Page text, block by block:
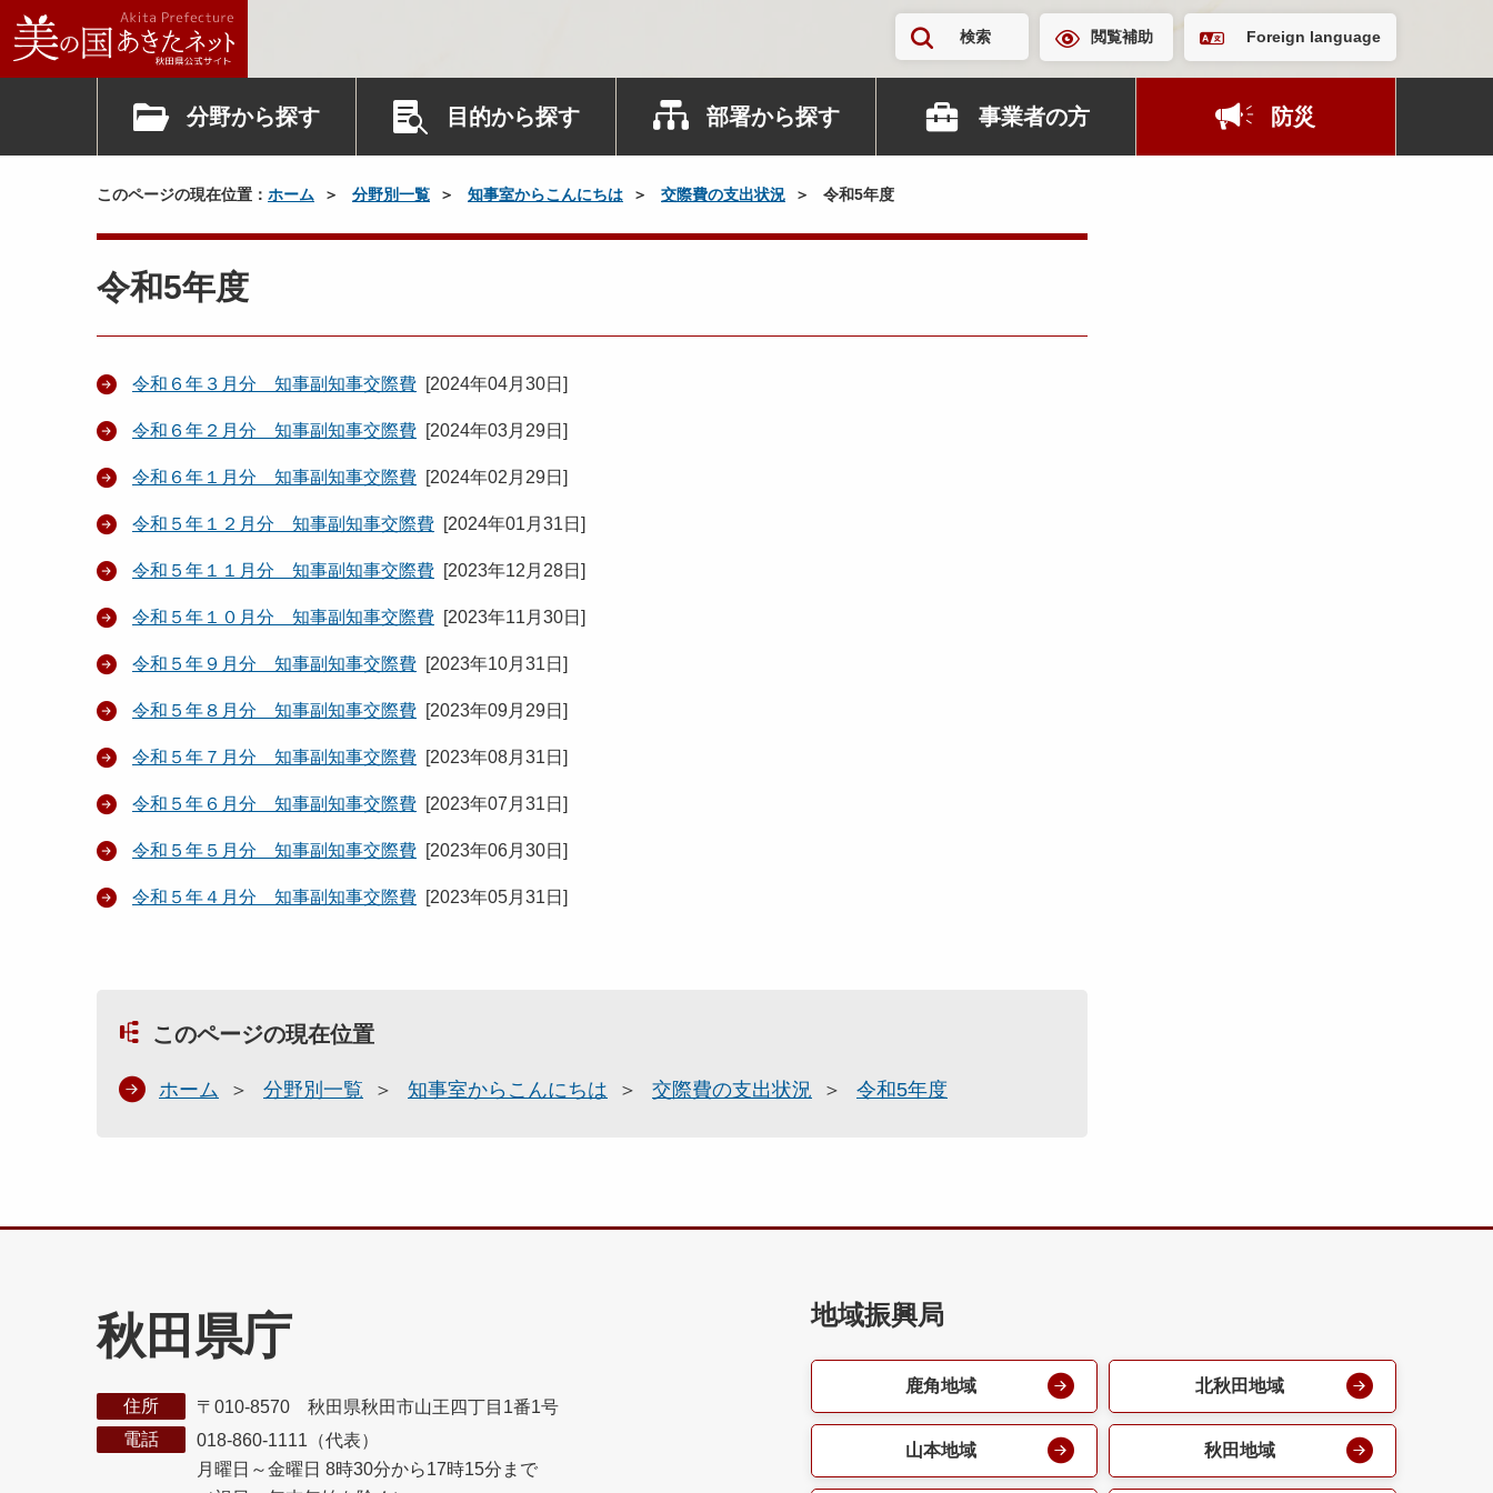
検索 閲覧補助 Foreign language
分野から探す 目的から探す 部署から探す 事業者の方 防災
このページの現在位置： ホーム 分野別一覧 知事室からこんにちは 交際費の支出状況 令和5年度
令和5年度
令和６年３月分 知事副知事交際費 [2024年04月30日 ]
令和６年２月分 知事副知事交際費 [2024年03月29日 ]
令和６年１月分 知事副知事交際費 [2024年02月29日 ]
令和５年１２月分 知事副知事交際費 [2024年01月31日 ]
令和５年１１月分 知事副知事交際費 [2023年12月28日 ]
令和５年１０月分 知事副知事交際費 [2023年11月30日 ]
令和５年９月分 知事副知事交際費 [2023年10月31日 ]
令和５年８月分 知事副知事交際費 [2023年09月29日 ]
令和５年７月分 知事副知事交際費 [2023年08月31日 ]
令和５年６月分 知事副知事交際費 [2023年07月31日 ]
令和５年５月分 知事副知事交際費 [2023年06月30日 ]
令和５年４月分 知事副知事交際費 [2023年05月31日 ]
このページの現在位置
ホーム 分野別一覧 知事室からこんにちは 交際費の支出状況 令和5年度
秋田県庁
住所
〒010-8570 秋田県秋田市山王四丁目1番1号
電話
018-860-1111（代表）
月曜日～金曜日 8時30分から17時15分まで
地域振興局
鹿角地域 北秋田地域
山本地域 秋田地域